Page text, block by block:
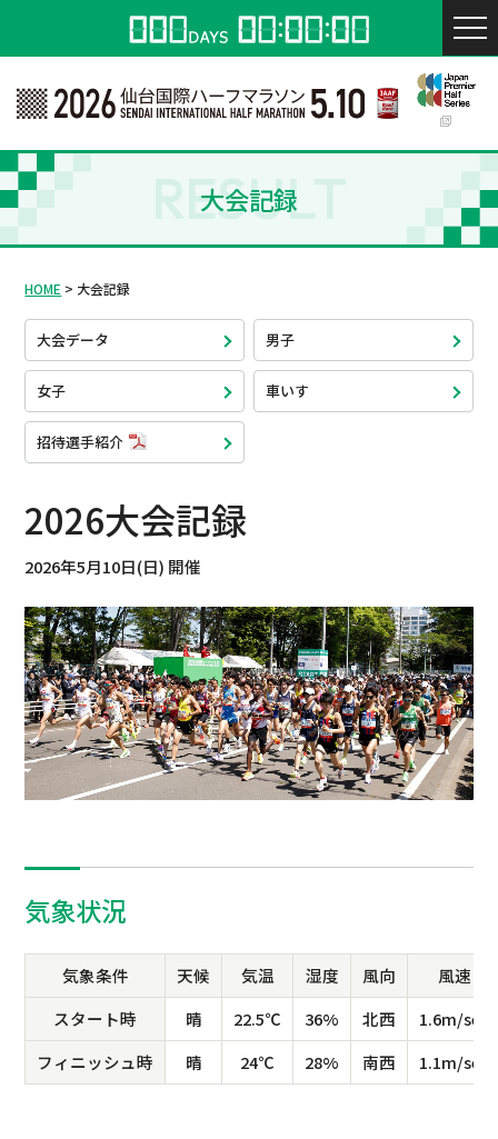
大会記録
RESULT
HOME 大会記録
大会データ 男子
女子 車いす
招待選手紹介
2026大会記録
2026年5月10日(日) 開催
気象状況
気象条件 天候 気温 湿度 風向
風速
スタート時
晴 22.5℃ 36% 北西
1.6m/sec
フィニッシュ時
晴 24℃ 28% 南西 1.1m/sec